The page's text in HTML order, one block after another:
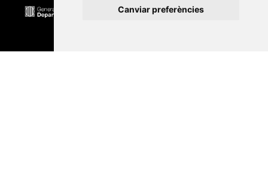
Canviar preferències